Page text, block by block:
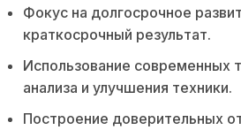
Фокус на долгосрочное
краткосрочный результат.
Использование современных
анализа и улучшения техники.
Построение доверительных